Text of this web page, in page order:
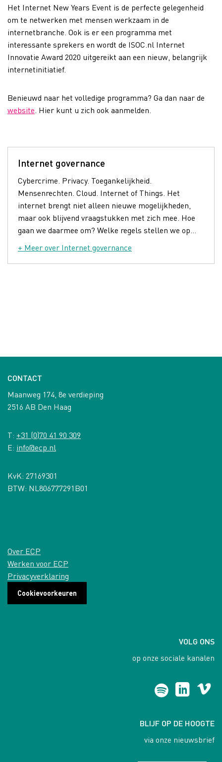
Het Internet New Years Event is de perfecte gelegenheid
om te netwerken met mensen werkzaam in de
internetbranche. Ook is er een programma met
interessante sprekers en wordt de ISOC.nl Internet
Innovatie Award 2020 uitgereikt aan een nieuw, belangrijk
internetinitiatief.
Benieuwd naar het volledige programma? Ga dan naar de
website . Hier kunt u zich ook aanmelden.
Internet governance
Cybercrime. Privacy. Toegankelijkheid.
Mensenrechten. Cloud. Internet of Things. Het
internet brengt niet alleen nieuwe mogelijkheden,
maar ook blijvend vraagstukken met zich mee. Hoe
gaan we daarmee om? Welke regels stellen we op...
+ Meer over Internet governance
CONTACT
Maanweg 174, 8e verdieping
2516 AB Den Haag
T: +31 (0)70 41 90 309
E: info@ecp.nl
KvK: 27169301
BTW: NL806777291B01
Over ECP
Werken voor ECP
Privacyverklaring
Cookievoorkeuren
VOLG ONS
op onze sociale kanalen
BLIJF OP DE HOOGTE
via onze nieuwsbrief